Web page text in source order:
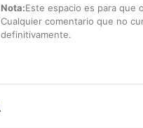
Nota:Este espacio es para que
Cualquier comentario que no
definitivamente.